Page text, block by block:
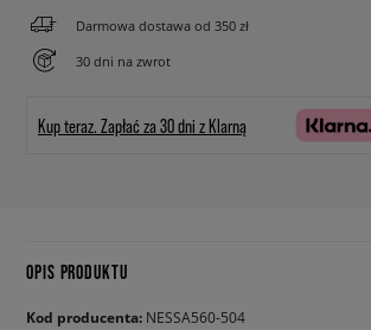
Darmowa dostawa od 350 zł
30 dni na zwrot
Kup teraz. Zapłać za 30 dni z Klarną
OPIS PRODUKTU
Kod producenta: NESSA560-504